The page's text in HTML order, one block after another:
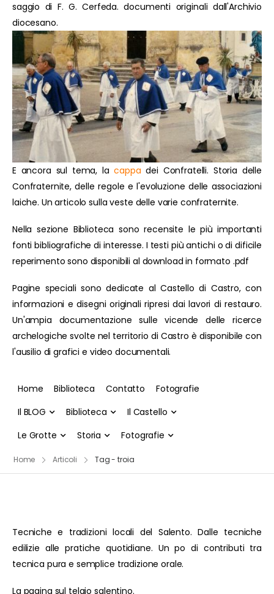
saggio di F. G. Cerfeda. documenti originali dall'Archivio
diocesano.
E ancora sul tema, lacappa dei Confratelli. Storia delle
Confraternite, delle regole e l'evoluzione delle associazioni
laiche. Un articolo sulla veste delle varie confraternite.
Nella sezione Biblioteca sono recensite le più importanti
fonti bibliografiche di interesse. I testi più antichi o di dificile
reperimento sono disponibili al download in formato .pdf
Pagine speciali sono dedicate al Castello di Castro, con
informazioni e disegni originali ripresi dai lavori di restauro.
Un'ampia documentazione sulle vicende delle ricerce
archelogiche svolte nel territorio di Castro è disponibile con
l'ausilio di grafici e video documentali.
Home Biblioteca Contatto
Fotografie
Il BLOG
Biblioteca
Il Castello
Le Grotte
Storia Fotografie
Home Articoli Tag - troia
Tecniche e tradizioni locali del Salento. Dalle tecniche
edilizie alle pratiche quotidiane. Un po di contributi tra
tecnica pura e semplice tradizione orale.
La pagina sul telaio salentino.